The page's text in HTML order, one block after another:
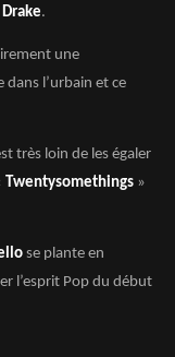
Drake.
une
dans l’urbain et ce
très loin de les égaler
Twentysomethings »
se plante en
l’esprit Pop du début